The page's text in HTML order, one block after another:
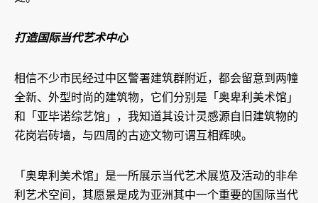
打造国际当代艺术中心
相信不少市民经过中区警署建筑群附近，都会留意到两幢
全新、外型时尚的建筑物，它们分别是「奥卑利美术馆」
和「亚毕诺综艺馆」，我知道其设计灵感源自旧建筑物的
花岗岩砖墙，与四周的古迹文物可谓互相辉映。
「奥卑利美术馆」是一所展示当代艺术展览及活动的非牟
利艺术空间，其愿景是成为亚洲其中一个重要的国际当代